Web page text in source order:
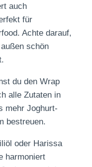
auch
für
Achte darauf,
schön
du den Wrap
alle Zutaten in
mehr Joghurt-
bestreuen.
oder Harissa
harmoniert